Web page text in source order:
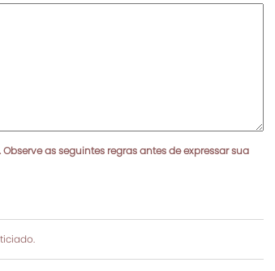
as seguintes regras antes de expressar sua